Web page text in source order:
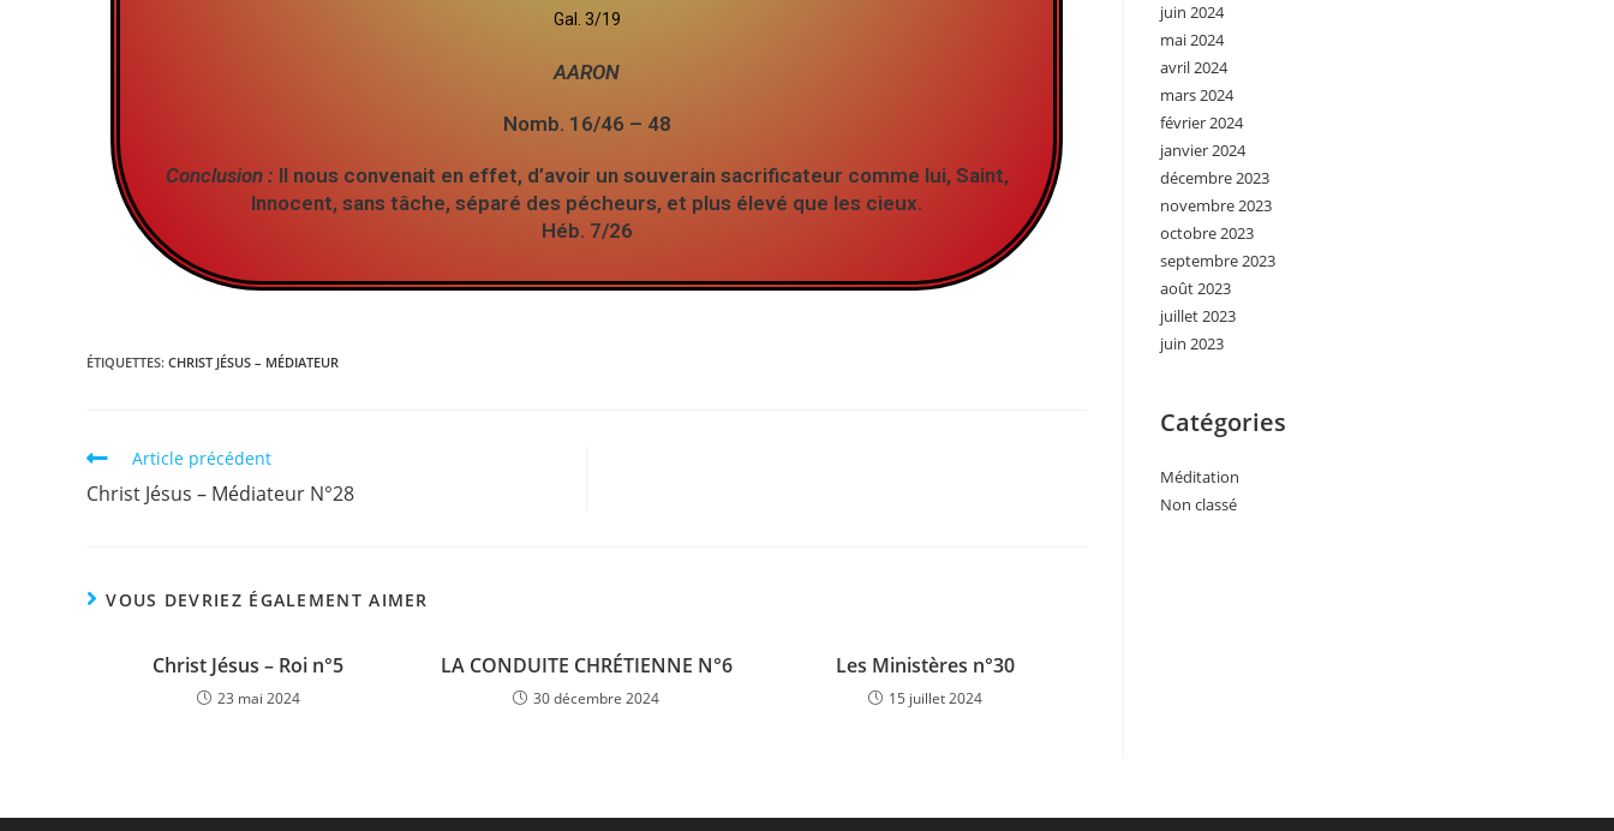
Gal. 3/19
AARON
Nomb. 16/46 – 48
Conclusion : Il nous convenait en effet, d’avoir un souverain sacrificateur comme lui, Saint,
Innocent, sans tâche, séparé des pécheurs, et plus élevé que les cieux.
Héb. 7/26
ÉTIQUETTES: CHRIST JÉSUS – MÉDIATEUR
Article précédent
Christ Jésus – Médiateur N°28
VOUS DEVRIEZ ÉGALEMENT AIMER
Christ Jésus – Roi n°5
23 mai 2024
LA CONDUITE CHRÉTIENNE N°6
30 décembre 2024
Les Ministères n°30
15 juillet 2024
juin 2024
mai 2024
avril 2024
mars 2024
février 2024
janvier 2024
décembre 2023
novembre 2023
octobre 2023
septembre 2023
août 2023
juillet 2023
juin 2023
Catégories
Méditation
Non classé